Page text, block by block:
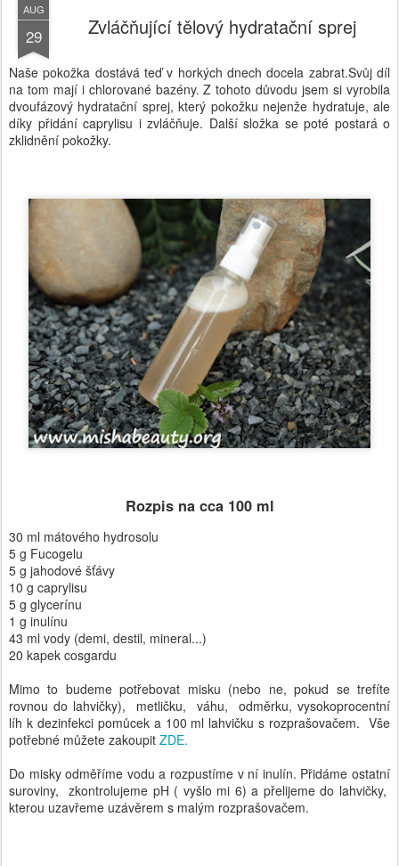
AUG
29 Zvláčňující tělový hydratační sprej
Naše pokožka dostává teď v horkých dnech docela zabrat.Svůj díl
na tom mají i chlorované bazény. Z tohoto důvodu jsem si vyrobila
dvoufázový hydratační sprej, který pokožku nejenže hydratuje, ale
díky přidání caprylisu i zvláčňuje. Další složka se poté postará o
zklidnění pokožky.
Rozpis na cca 100 ml
30 ml mátového hydrosolu
5 g Fucogelu
5 g jahodové šťávy
10 g caprylisu
5 g glycerínu
1 g inulínu
43 ml vody (demi, destil, mineral...)
20 kapek cosgardu
Mimo to budeme potřebovat misku (nebo ne, pokud se trefíte
rovnou do lahvičky), metličku, váhu, odměrku, vysokoprocentní
líh k dezinfekci pomůcek a 100 ml lahvičku s rozprašovačem. Vše
potřebné můžete zakoupit ZDE.
Do misky odměříme vodu a rozpustíme v ní inulín. Přidáme ostatní
suroviny, zkontrolujeme pH ( vyšlo mi 6) a přelijeme do lahvičky,
kterou uzavřeme uzávěrem s malým rozprašovačem.